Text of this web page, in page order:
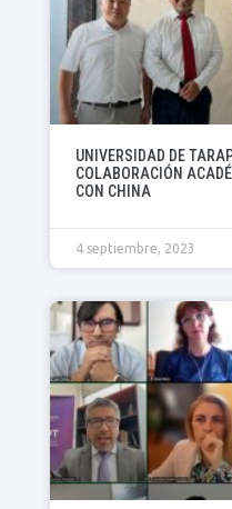
UNIVERSIDAD DE
COLABORACIÓN
CON CHINA
4 septiembre, 2023